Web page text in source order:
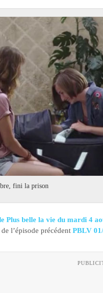
fini la prison
Plus belle la vie du mardi 4
l’épisode précédent PBLV